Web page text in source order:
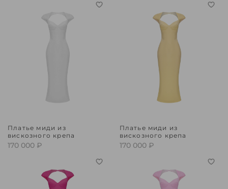
Платье миди из
вискозного крепа
170 000 ₽
Платье миди из
вискозного крепа
170 000 ₽